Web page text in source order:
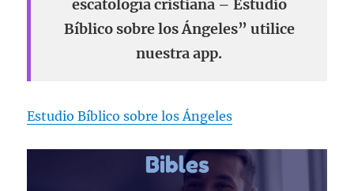
escatología cristiana – Estudio
Bíblico sobre los Ángeles” utilice
nuestra app.
Estudio Bíblico sobre los Ángeles